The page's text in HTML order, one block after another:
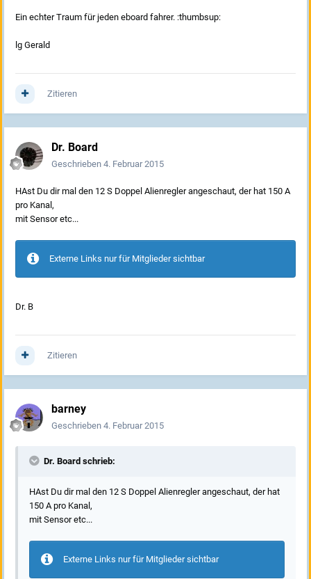
Ein echter Traum für jeden eboard fahrer. :thumbsup:
lg Gerald
Zitieren
Dr. Board
Geschrieben 4. Februar 2015
HAst Du dir mal den 12 S Doppel Alienregler angeschaut, der hat 150 A
pro Kanal,
mit Sensor etc...
Externe Links nur für Mitglieder sichtbar
Dr. B
Zitieren
barney
Geschrieben 4. Februar 2015
Dr. Board schrieb:
HAst Du dir mal den 12 S Doppel Alienregler angeschaut, der hat
150 A pro Kanal,
mit Sensor etc...
Externe Links nur für Mitglieder sichtbar